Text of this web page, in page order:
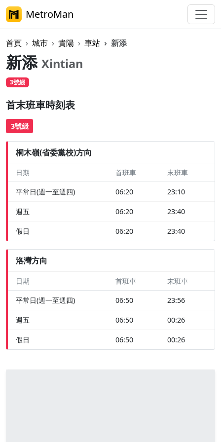
MetroMan
首頁 城市 貴陽 車站 新添
新添 Xintian
3號綫
首末班車時刻表
3號綫
桐木嶺(省委黨校)方向
日期 首班車 末班車
平常日(週一至週四) 06:20 23:10
週五 06:20 23:40
假日 06:20 23:40
洛灣方向
日期 首班車 末班車
平常日(週一至週四) 06:50 23:56
週五 06:50 00:26
假日 06:50 00:26